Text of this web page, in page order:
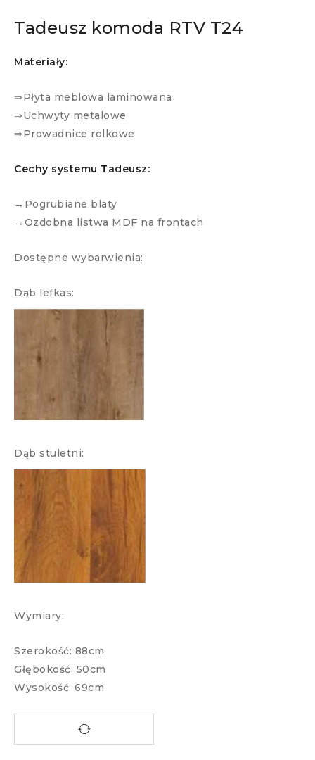
Tadeusz komoda RTV T24
Materiały:
⇒Płyta meblowa laminowana
⇒Uchwyty metalowe
⇒Prowadnice rolkowe
Cechy systemu Tadeusz:
→Pogrubiane blaty
→Ozdobna listwa MDF na frontach
Dostępne wybarwienia:
Dąb lefkas:
Dąb stuletni:
Wymiary:
Szerokość: 88cm
Głębokość: 50cm
Wysokość: 69cm